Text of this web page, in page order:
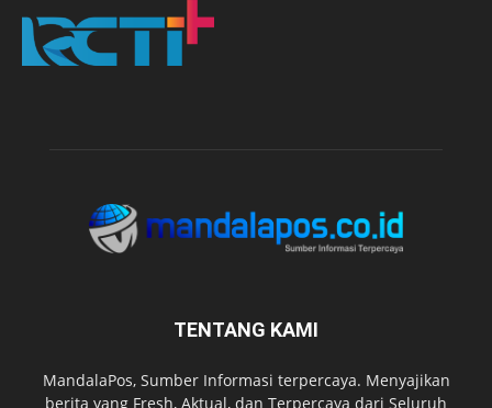
TENTANG KAMI
MandalaPos, Sumber Informasi terpercaya. Menyajikan
berita yang Fresh, Aktual, dan Terpercaya dari Seluruh